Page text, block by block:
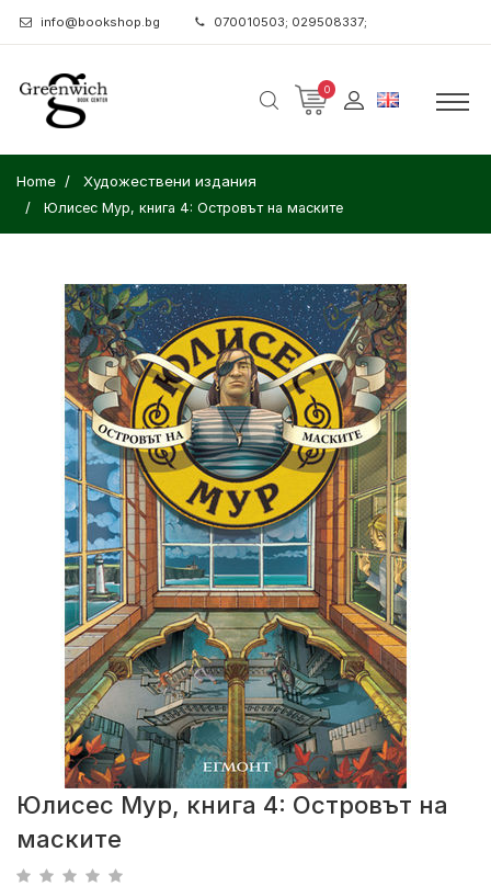
info@bookshop.bg 070010503; 029508337;
0
Home Художествени издания
Юлисес Мур, книга 4: Островът на маските
Юлисес Мур, книга 4: Островът на
маските